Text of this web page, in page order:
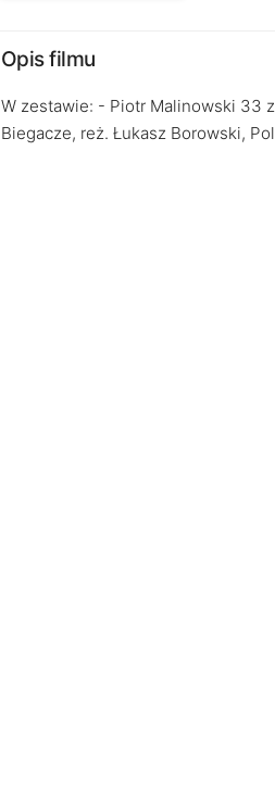
Opis filmu
W zestawie: - Piotr Malinowski 33
Biegacze, reż. Łukasz Borowski,